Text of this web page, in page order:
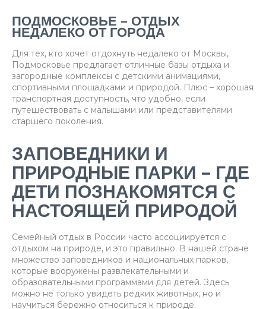
ПОДМОСКОВЬЕ – ОТДЫХ
НЕДАЛЕКО ОТ ГОРОДА
Для тех, кто хочет отдохнуть недалеко от Москвы,
Подмосковье предлагает отличные базы отдыха и
загородные комплексы с детскими анимациями,
спортивными площадками и природой. Плюс – хорошая
транспортная доступность, что удобно, если
путешествовать с малышами или представителями
старшего поколения.
ЗАПОВЕДНИКИ И
ПРИРОДНЫЕ ПАРКИ – ГДЕ
ДЕТИ ПОЗНАКОМЯТСЯ С
НАСТОЯЩЕЙ ПРИРОДОЙ
Семейный отдых в России часто ассоциируется с
отдыхом на природе, и это правильно. В нашей стране
множество заповедников и национальных парков,
которые вооружены развлекательными и
образовательными программами для детей. Здесь
можно не только увидеть редких животных, но и
научиться бережно относиться к природе.